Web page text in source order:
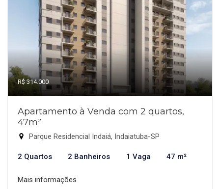
R$ 314.000
Apartamento à Venda com 2 quartos,
47m²
Parque Residencial Indaiá, Indaiatuba-SP
2 Quartos 2 Banheiros 1 Vaga 47 m²
Mais informações